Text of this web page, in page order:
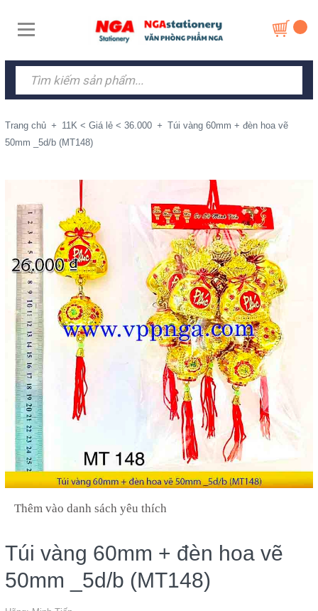
Trang chủ + 11K < Giá lẻ < 36.000 + Túi vàng 60mm + đèn hoa vẽ
50mm _5d/b (MT148)
Thêm vào danh sách yêu thích
Túi vàng 60mm + đèn hoa vẽ
50mm _5d/b (MT148)